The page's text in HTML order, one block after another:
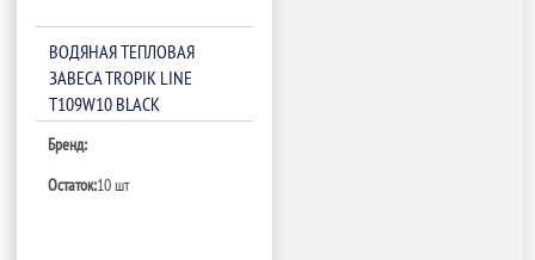
ВОДЯНАЯ ТЕПЛОВАЯ
ЗАВЕСА TROPIK LINE
T109W10 BLACK
Бренд:
Остаток:10 шт